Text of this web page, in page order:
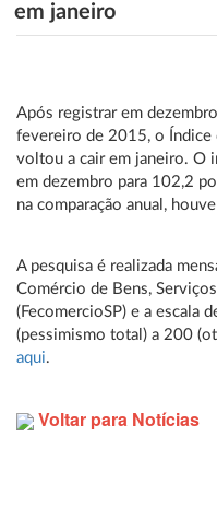
em janeiro
Após registrar em
fevereiro de 2015, o Índice
voltou a cair em janeiro. O
em dezembro para 102,2
na comparação anual,
A pesquisa é realizada
Comércio de Bens,
(FecomercioSP) e a escala
(pessimismo total) a 200
aqui.
Voltar para Notícias